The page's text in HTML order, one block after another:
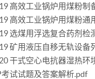
高效工业锅炉用煤粉制
高效工业锅炉用煤粉通
选煤用浮选复合药剂检
矿用液压自移无轨设备
干式空心电抗器湿热环
试试题及答案解析.pdf